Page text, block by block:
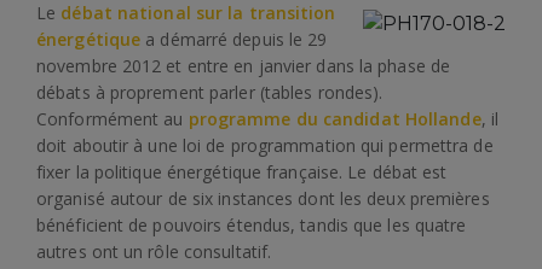
Le débat national sur la transition
énergétique a démarré depuis le 29
novembre 2012 et entre en janvier dans la phase de
débats à proprement parler (tables rondes).
Conformément au programme du candidat Hollande, il
doit aboutir à une loi de programmation qui permettra de
fixer la politique énergétique française. Le débat est
organisé autour de six instances dont les deux premières
bénéficient de pouvoirs étendus, tandis que les quatre
autres ont un rôle consultatif.